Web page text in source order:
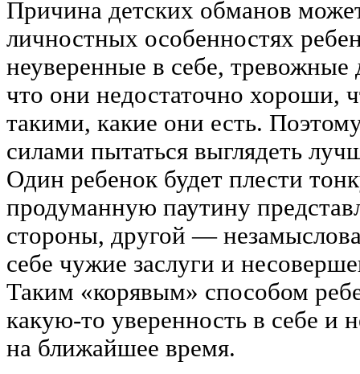
Причина детских обманов
личностных особенностях
неуверенные в себе, тревожные
что они недостаточно хороши,
такими, какие они есть.
силами пытаться выглядеть
Один ребенок будет плести
продуманную паутину
стороны, другой —
себе чужие заслуги и
Таким «корявым» способом
какую-то уверенность в себе и
на ближайшее время.